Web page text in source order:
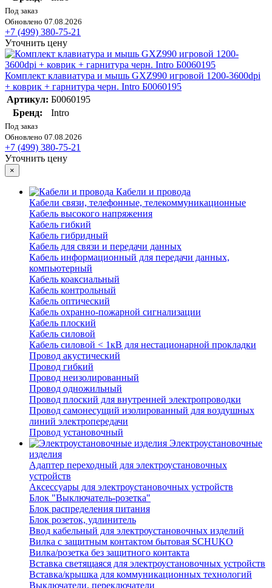
Под заказ
Обновлено 07.08.2026
+7 (499) 380-75-21
Уточнить цену
Комплект клавиатура и мышь GXZ990 игровой 1200-3600dpi
+ коврик + гарнитура черн. Intro Б0060195
Артикул: Б0060195
Бренд:
Intro
Под заказ
Обновлено 07.08.2026
+7 (499) 380-75-21
Уточнить цену
×
Кабели и провода
Кабели связи, телефонные, телекоммуникационные
Кабель высокого напряжения
Кабель гибкий
Кабель гибридный
Кабель для связи и передачи данных
Кабель информационный для передачи данных,
компьютерный
Кабель коаксиальный
Кабель контрольный
Кабель оптический
Кабель охранно-пожарной сигнализации
Кабель плоский
Кабель силовой
Кабель силовой < 1кВ для нестационарной прокладки
Провод акустический
Провод гибкий
Провод неизолированный
Провод одножильный
Провод плоский для внутренней электропроводки
Провод самонесущий изолированный для воздушных
линий электропередачи
Провод установочный
Электроустановочные
изделия
Адаптер переходный для электроустановочных
устройств
Аксессуары для электроустановочных устройств
Блок "Выключатель-розетка"
Блок распределения питания
Блок розеток, удлинитель
Ввод кабельный для электроустановочных изделий
Вилка с защитным контактом бытовая SCHUKO
Вилка/розетка без защитного контакта
Вставка светящаяся для электроустановочных устройств
Вставка/крышка для коммуникационных технологий
Выключатели, переключатели